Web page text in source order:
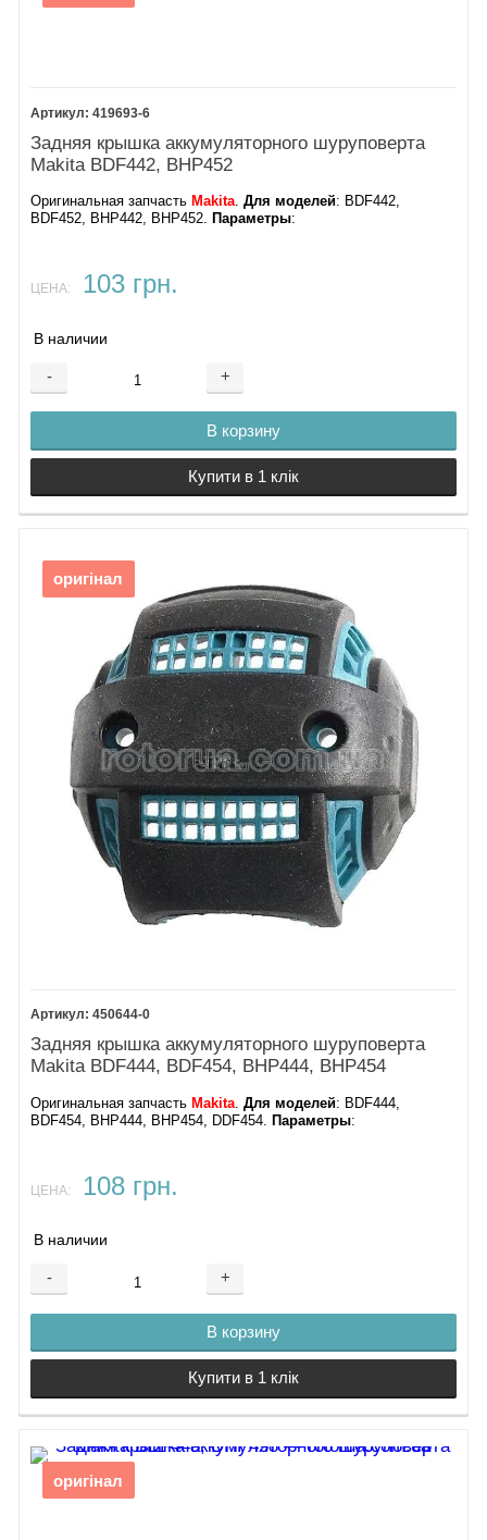
419693-6
Задняя крышка аккумуляторного шуруповерта
Makita BDF442, BHP452
Оригинальная запчасть Makita.Для моделей: BDF442,
BDF452, BHP442, BHP452. Параметры:
ЦЕНА: 103 грн.
В наличии
- +
В корзину
Купити в 1 клік
оригінал
450644-0
Задняя крышка аккумуляторного шуруповерта
Makita BDF444, BDF454, BHP444, BHP454
Оригинальная запчасть Makita .Для моделей: BDF444,
BDF454, BHP444, BHP454, DDF454.
Параметры:
ЦЕНА: 108 грн.
В наличии
- +
В корзину
Купити в 1 клік
оригінал